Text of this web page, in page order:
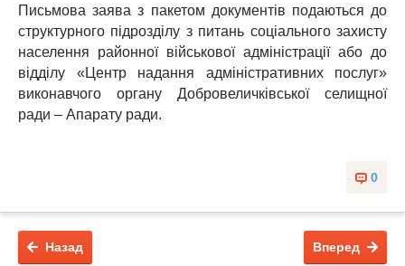
Письмова заява з пакетом документів подаються до
структурного підрозділу з питань соціального захисту
населення районної військової адміністрації або до
відділу «Центр надання адміністративних послуг»
виконавчого органу Добровеличківської селищної
ради – Апарату ради.
0
Вперед
Назад